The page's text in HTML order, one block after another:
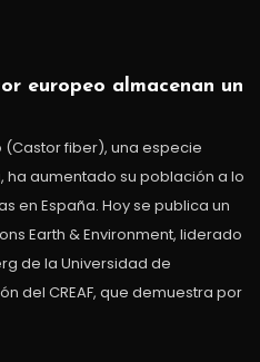
europeo almacenan un
(Castor fiber), una especie
ha aumentado su población a lo
en España. Hoy se publica un
Earth & Environment, liderado
de la Universidad de
del CREAF, que demuestra por